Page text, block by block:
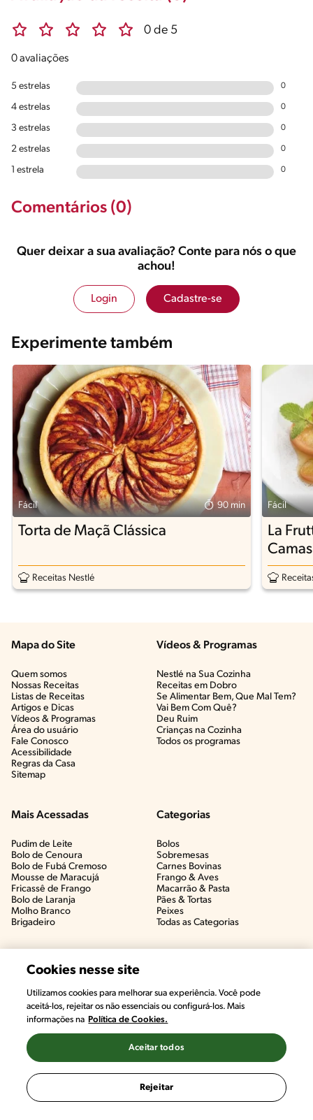
0 de 5
0 avaliações
5 estrelas 0
4 estrelas 0
3 estrelas 0
2 estrelas 0
1 estrela 0
Comentários (0)
Quer deixar a sua avaliação? Conte para nós o que
achou!
Login Cadastre-se
Experimente também
Fácil 90 min
Torta de Maçã Clássica
Receitas Nestlé
Fácil
La
Mapa do Site
Quem somos
Nossas Receitas
Listas de Receitas​
Artigos e Dicas​
Vídeos & Programas​
Área do usuário
Fale Conosco
Acessibilidade
Regras da Casa
Sitemap
Vídeos & Programas​
Nestlé na Sua Cozinha
Receitas em Dobro
Se Alimentar Bem, Que Mal Tem?​
Vai Bem Com Quê?​
Deu Ruim​
Crianças na Cozinha​
Todos os programas
Mais Acessadas
Pudim de Leite
Bolo de Cenoura
Bolo de Fubá Cremoso
Mousse de Maracujá
Fricassê de Frango
Bolo de Laranja
Molho Branco
Brigadeiro
Categorias
Bolos
Sobremesas
Carnes Bovinas​
Frango & Aves​
Macarrão & Pasta​
Pães & Tortas​
Peixes
Todas as Categorias
Cookies nesse site
Utilizamos cookies para melhorar sua experiência. Você pode
aceitá-los, rejeitar os não essenciais ou configurá-los. Mais
informações na Política de Cookies.
Rejeitar
Aceitar todos